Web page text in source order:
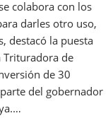
colabora con los
darles otro uso,
destacó la puesta
Trituradora de
de 30
del gobernador